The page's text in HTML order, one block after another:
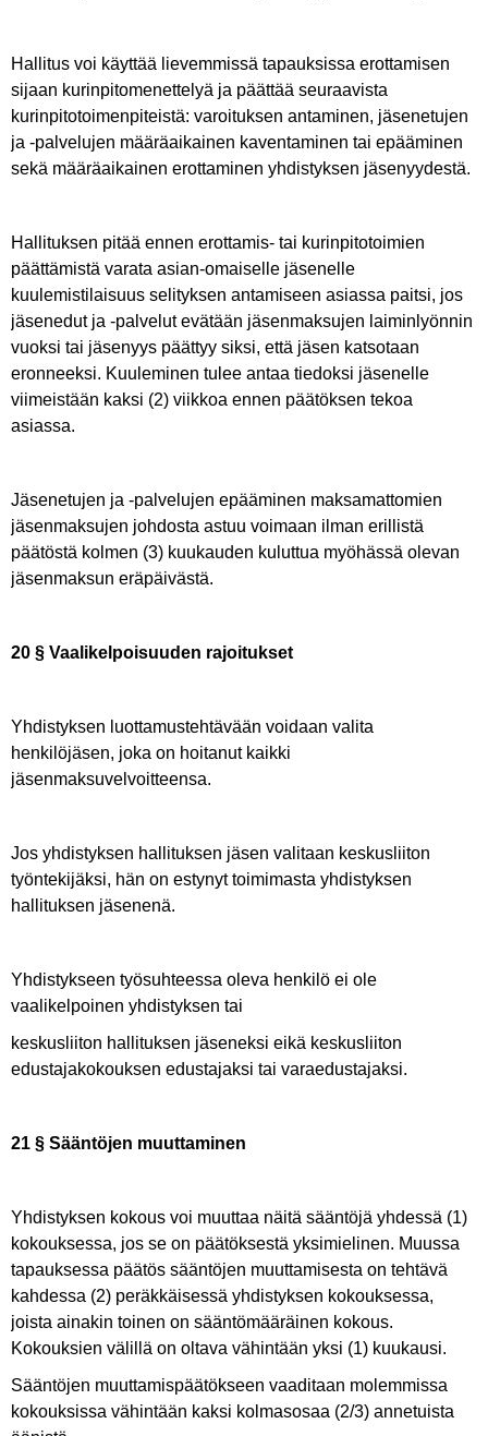
Hallitus voi käyttää lievemmissä tapauksissa erottamisen
sijaan kurinpitomenettelyä ja päättää seuraavista
kurinpitotoimenpiteistä: varoituksen antaminen, jäsenetujen
ja -palvelujen määräaikainen kaventaminen tai epääminen
sekä määräaikainen erottaminen yhdistyksen jäsenyydestä.
Hallituksen pitää ennen erottamis- tai kurinpitotoimien
päättämistä varata asian-omaiselle jäsenelle
kuulemistilaisuus selityksen antamiseen asiassa paitsi, jos
jäsenedut ja -palvelut evätään jäsenmaksujen laiminlyönnin
vuoksi tai jäsenyys päättyy siksi, että jäsen katsotaan
eronneeksi. Kuuleminen tulee antaa tiedoksi jäsenelle
viimeistään kaksi (2) viikkoa ennen päätöksen tekoa
asiassa.
Jäsenetujen ja -palvelujen epääminen maksamattomien
jäsenmaksujen johdosta astuu voimaan ilman erillistä
päätöstä kolmen (3) kuukauden kuluttua myöhässä olevan
jäsenmaksun eräpäivästä.
20 § Vaalikelpoisuuden rajoitukset
Yhdistyksen luottamustehtävään voidaan valita
henkilöjäsen, joka on hoitanut kaikki
jäsenmaksuvelvoitteensa.
Jos yhdistyksen hallituksen jäsen valitaan keskusliiton
työntekijäksi, hän on estynyt toimimasta yhdistyksen
hallituksen jäsenenä.
Yhdistykseen työsuhteessa oleva henkilö ei ole
vaalikelpoinen yhdistyksen tai
keskusliiton hallituksen jäseneksi eikä keskusliiton
edustajakokouksen edustajaksi tai varaedustajaksi.
21 § Sääntöjen muuttaminen
Yhdistyksen kokous voi muuttaa näitä sääntöjä yhdessä (1)
kokouksessa, jos se on päätöksestä yksimielinen. Muussa
tapauksessa päätös sääntöjen muuttamisesta on tehtävä
kahdessa (2) peräkkäisessä yhdistyksen kokouksessa,
joista ainakin toinen on sääntömääräinen kokous.
Kokouksien välillä on oltava vähintään yksi (1) kuukausi.
Sääntöjen muuttamispäätökseen vaaditaan molemmissa
kokouksissa vähintään kaksi kolmasosaa (2/3) annetuista